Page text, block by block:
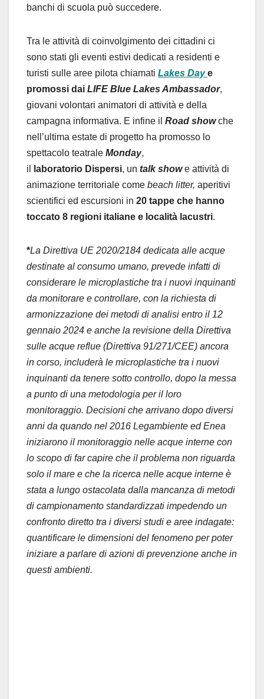
banchi di scuola può succedere.
Tra le attività di coinvolgimento dei cittadini ci
sono stati gli eventi estivi dedicati a residenti e
turisti sulle aree pilota chiamati Lakes Day e
promossi dai LIFE Blue Lakes Ambassador,
giovani volontari animatori di attività e della
campagna informativa. E infine il Road show che
nell’ultima estate di progetto ha promosso lo
spettacolo teatrale Monday,
il
laboratorio Dispersi, un talk showe attività di
animazione territoriale come beach litter, aperitivi
scientifici ed escursioni in 20 tappe che hanno
toccato 8 regioni italiane e località lacustri.
*La Direttiva UE 2020/2184 dedicata alle acque
destinate al consumo umano, prevede infatti di
considerare le microplastiche tra i nuovi inquinanti
da monitorare e controllare, con la richiesta di
armonizzazione dei metodi di analisi entro il 12
gennaio 2024 e anche la revisione della Direttiva
sulle acque reflue (Direttiva 91/271/CEE) ancora
in corso, includerà le microplastiche tra i nuovi
inquinanti da tenere sotto controllo, dopo la messa
a punto di una metodologia per il loro
monitoraggio. Decisioni che arrivano dopo diversi
anni da quando nel 2016 Legambiente ed Enea
iniziarono il monitoraggio nelle acque interne con
lo scopo di far capire che il problema non riguarda
solo il mare e che la ricerca nelle acque interne è
stata a lungo ostacolata dalla mancanza di metodi
di campionamento standardizzati impedendo un
confronto diretto tra i diversi studi e aree indagate:
quantificare le dimensioni del fenomeno per poter
iniziare a parlare di azioni di prevenzione anche in
questi ambienti.